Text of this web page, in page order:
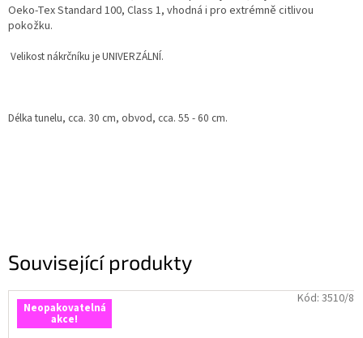
Související produkty
Neopakovatelná
akce!
Kód: 3510/8
Oeko-Tex Standard 100, Class 1, vhodná i pro extrémně citlivou
pokožku.
Velikost nákrčníku je UNIVERZÁLNÍ.
Délka tunelu, cca. 30 cm, obvod, cca. 55 - 60 cm.